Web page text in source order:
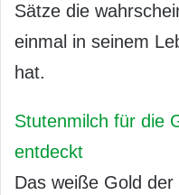
Sätze die
einmal in seinem
hat.
Stutenmilch für die
entdeckt
Das weiße Gold